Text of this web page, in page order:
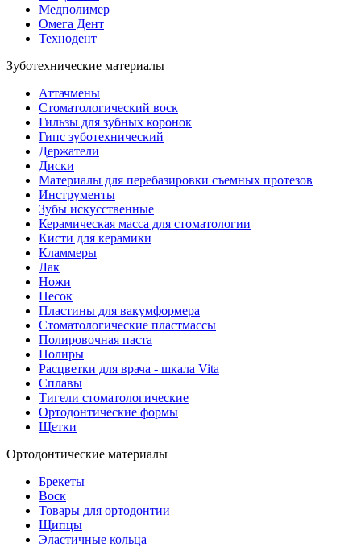
Медполимер
Омега Дент
Технодент
Зуботехнические материалы
Аттачмены
Стоматологический воск
Гильзы для зубных коронок
Гипс зуботехнический
Держатели
Диски
Материалы для перебазировки съемных протезов
Инструменты
Зубы искусственные
Керамическая масса для стоматологии
Кисти для керамики
Кламмеры
Лак
Ножи
Песок
Пластины для вакумформера
Стоматологические пластмассы
Полировочная паста
Полиры
Расцветки для врача - шкала Vita
Сплавы
Тигели стоматологические
Ортодонтические формы
Щетки
Ортодонтические материалы
Брекеты
Воск
Товары для ортодонтии
Щипцы
Эластичные кольца